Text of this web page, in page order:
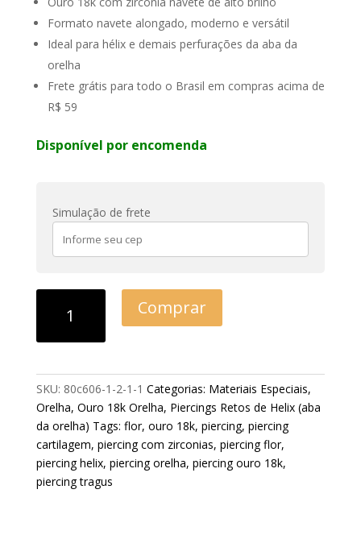
Formato navete alongado, moderno e versátil
Ideal para hélix e demais perfurações da aba da
orelha
Frete grátis para todo o Brasil em compras acima de
R$ 59
Disponível por encomenda
Simulação de frete
Comprar
SKU: 80c606-1-2-1-1 Categorias: Materiais Especiais,
Orelha, Ouro 18k Orelha, Piercings Retos de Helix (aba
da orelha) Tags: flor, ouro 18k, piercing, piercing
cartilagem, piercing com zirconias, piercing flor,
piercing helix, piercing orelha, piercing ouro 18k,
piercing tragus